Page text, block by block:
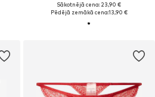
Sākotnējā cena: 23,90 €
Pēdējā zemākā cena:13,90 €